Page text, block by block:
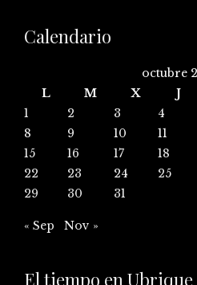
Calendario
octubre
L
M X J
1
2 3 4
8
9 10 11
15
16 17 18
22
23 24 25
29
30 31
« Sep Nov »
El tiempo en Ubrique